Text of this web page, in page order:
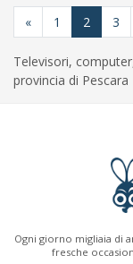
«
1 2 3
Televisori,
provincia di Pescara
Ogni giorno migliaia di
fresche